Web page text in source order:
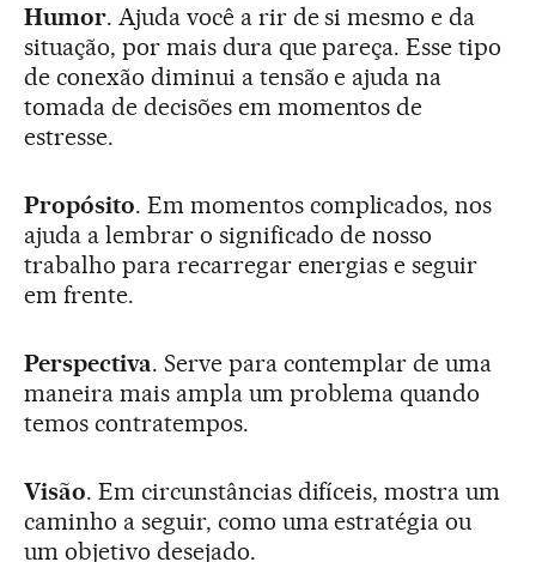
Humor. Ajuda você a rir de si mesmo e da
situação, por mais dura que pareça. Esse tipo
de conexão diminui a tensão e ajuda na
tomada de decisões em momentos de
estresse.
Propósito. Em momentos complicados, nos
ajuda a lembrar o significado de nosso
trabalho para recarregar energias e seguir
em frente.
Perspectiva. Serve para contemplar de uma
maneira mais ampla um problema quando
temos contratempos.
Visão. Em circunstâncias difíceis, mostra um
caminho a seguir, como uma estratégia ou
um objetivo desejado.